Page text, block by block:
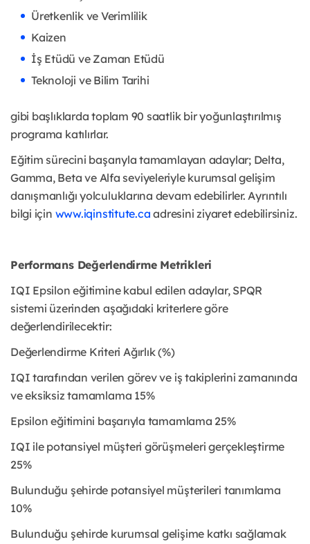
Üretkenlik ve Verimlilik
Kaizen
İş Etüdü ve Zaman Etüdü
Teknoloji ve Bilim Tarihi
gibi başlıklarda toplam 90 saatlik bir yoğunlaştırılmış
programa katılırlar.
Eğitim sürecini başarıyla tamamlayan adaylar; Delta,
Gamma, Beta ve Alfa seviyeleriyle kurumsal gelişim
danışmanlığı yolculuklarına devam edebilirler. Ayrıntılı
bilgi için www.iqinstitute.ca adresini ziyaret edebilirsiniz.
Performans Değerlendirme Metrikleri
IQI Epsilon eğitimine kabul edilen adaylar, SPQR
sistemi üzerinden aşağıdaki kriterlere göre
değerlendirilecektir:
Değerlendirme Kriteri Ağırlık (%)
IQI tarafından verilen görev ve iş takiplerini zamanında
ve eksiksiz tamamlama 15%
Epsilon eğitimini başarıyla tamamlama 25%
IQI ile potansiyel müşteri görüşmeleri gerçekleştirme
25%
Bulunduğu şehirde potansiyel müşterileri tanımlama
10%
Bulunduğu şehirde kurumsal gelişime katkı sağlamak